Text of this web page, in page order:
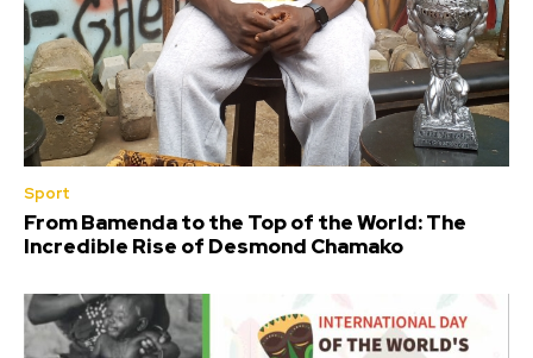
Sport
From Bamenda to the Top of the World: The
Incredible Rise of Desmond Chamako